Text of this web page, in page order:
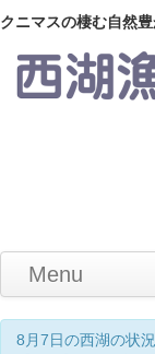
クニマスの棲む自然豊
Menu
Home
釣り情報
マナーとお願
クニマス展示
漁協からの
お問い合わせ
8月7日の西湖の状